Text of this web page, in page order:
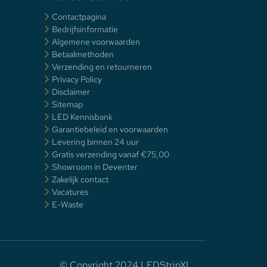
Contactpagina
Bedrijfsinformatie
Algemene voorwaarden
Betaalmethoden
Verzending en retourneren
Privacy Policy
Disclaimer
Sitemap
LED Kennisbank
Garantiebeleid en voorwaarden
Levering binnen 24 uur
Gratis verzending vanaf €75,00
Showroom in Deventer
Zakelijk contact
Vacatures
E-Waste